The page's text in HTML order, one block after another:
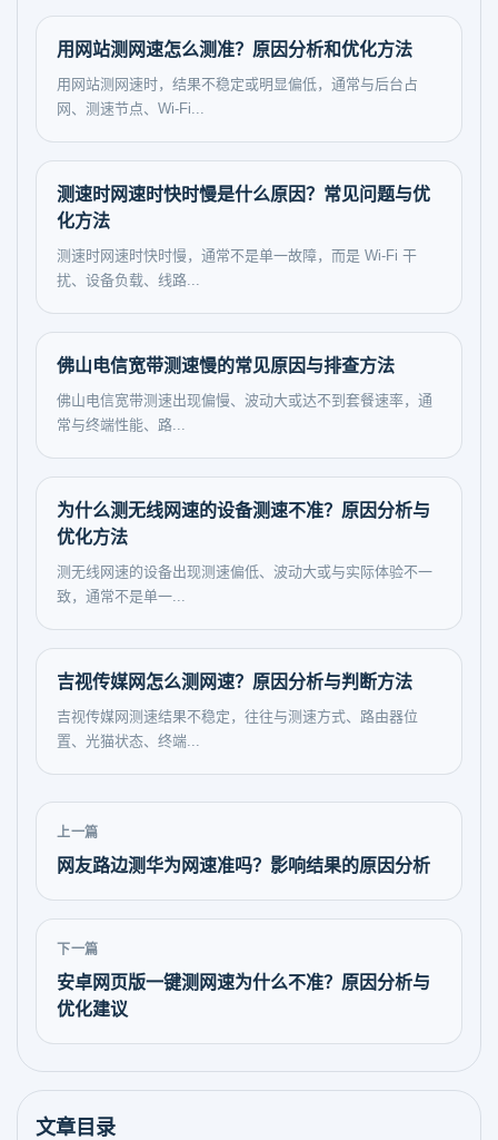
用网站测网速怎么测准？原因分析和优化方法
用网站测网速时，结果不稳定或明显偏低，通常与后台占
网、测速节点、Wi-Fi...
测速时网速时快时慢是什么原因？常见问题与优
化方法
测速时网速时快时慢，通常不是单一故障，而是 Wi-Fi 干
扰、设备负载、线路...
佛山电信宽带测速慢的常见原因与排查方法
佛山电信宽带测速出现偏慢、波动大或达不到套餐速率，通
常与终端性能、路...
为什么测无线网速的设备测速不准？原因分析与
优化方法
测无线网速的设备出现测速偏低、波动大或与实际体验不一
致，通常不是单一...
吉视传媒网怎么测网速？原因分析与判断方法
吉视传媒网测速结果不稳定，往往与测速方式、路由器位
置、光猫状态、终端...
上一篇
网友路边测华为网速准吗？影响结果的原因分析
下一篇
安卓网页版一键测网速为什么不准？原因分析与
优化建议
文章目录